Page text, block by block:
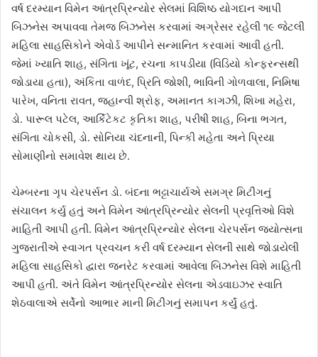
વર્ષ દરમ્યાન વિમેન આંત્રપ્રિન્યોર સેલમાં વિશિષ્ઠ યોગદાન આપી
બિઝનેસ અપાવવા તેમજ બિઝનેસ કરવામાં અગ્રેસર રહેલી ૧૯ જેટલી
મહિલા સાહસિકોને એવોર્ડ આપીને સન્માનિત કરવામાં આવી હતી.
જેમાં ખ્યાતિ શાહ, સંગિતા ખૂંટ, રચના કાપડીયા (વિડિયો કોન્ફરન્સથી
જોડાયા હતા), અંકિતા વાળંદ, પ્રિતિ જોશી, ભાવિની ગોળવાલા, નિમિષા
પારેખ, વનિતા રાવત, જ્હાન્વી શ્રોફ, અમાનત કાગઝી, શિખા મહેરા,
ડો. પારૂલ પટેલ, આર્કિટેકટ કૃતિકા શાહ, પરીષી શાહ, બિના ભગત,
સંગિતા ચોકસી, ડો. સોનિયા ચંદનાની, પિન્કી મહેતા અને પ્રિયા
સોમાણીનો સમાવેશ થાય છે.
ચેમ્બરના ગૃપ ચેરપર્સન ડો. બંદના ભટ્ટાચાર્યએ સમગ્ર મિટીંગનું
સંચાલન કર્યુ હતું અને વિમેન આંત્રપ્રિન્યોર સેલની પ્રવૃત્તિઓ વિશે
માહિતી આપી હતી. વિમેન આંત્રપ્રિન્યોર સેલના ચેરપર્સન જ્યોત્સના
ગુજરાતીએ સ્વાગત પ્રવચન કરી વર્ષ દરમ્યાન સેલની સાથે જોડાયેલી
મહિલા સાહસિકો દ્વારા જનરેટ કરવામાં આવેલા બિઝનેસ વિશે માહિતી
આપી હતી. અંતે વિમેન આંત્રપ્રિન્યોર સેલના એડવાઇઝર સ્વાતિ
શેઠવાલાએ સર્વેનો આભાર માની મિટીંગનું સમાપન કર્યું હતું.